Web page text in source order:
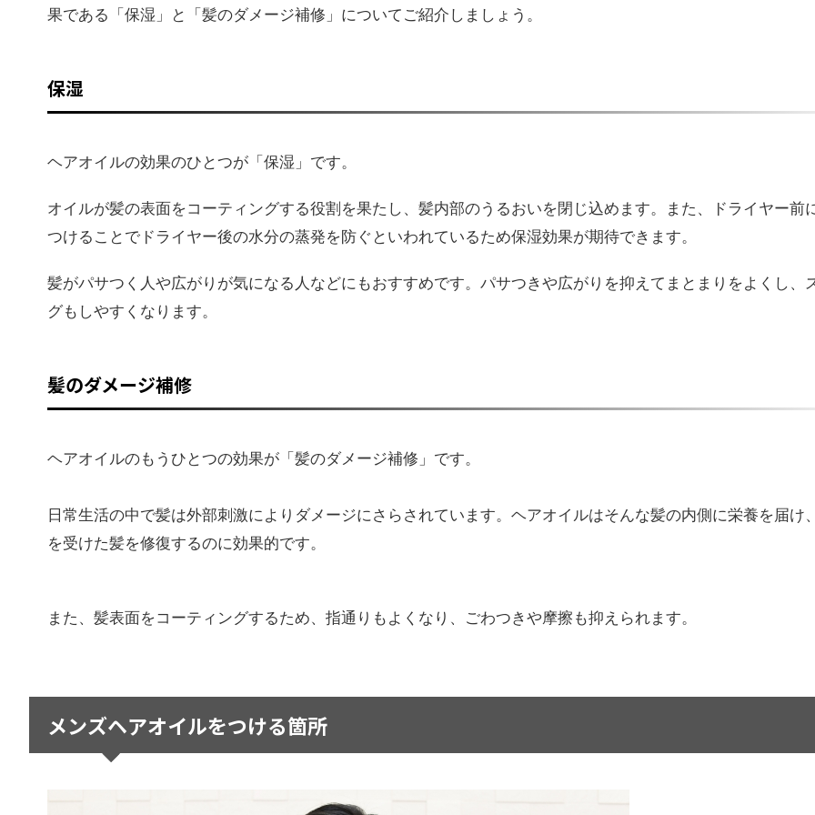
果である「保湿」と「髪のダメージ補修」についてご紹介しましょう。
保湿
ヘアオイルの効果のひとつが「保湿」です。
オイルが髪の表面をコーティングする役割を果たし、髪内部のうるおいを閉じ込めます。また、ドライヤー前
つけることでドライヤー後の水分の蒸発を防ぐといわれているため保湿効果が期待できます。
髪がパサつく人や広がりが気になる人などにもおすすめです。パサつきや広がりを抑えてまとまりをよくし、
グもしやすくなります。
髪のダメージ補修
ヘアオイルのもうひとつの効果が「髪のダメージ補修」です。
日常生活の中で髪は外部刺激によりダメージにさらされています。ヘアオイルはそんな髪の内側に栄養を届け
を受けた髪を修復するのに効果的です。
また、髪表面をコーティングするため、指通りもよくなり、ごわつきや摩擦も抑えられます。
メンズヘアオイルをつける箇所